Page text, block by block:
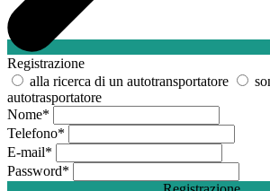
Registrazione
alla ricerca di un autotransportatore
autotrasportatore
Nome*
Telefono*
E-mail*
Password*